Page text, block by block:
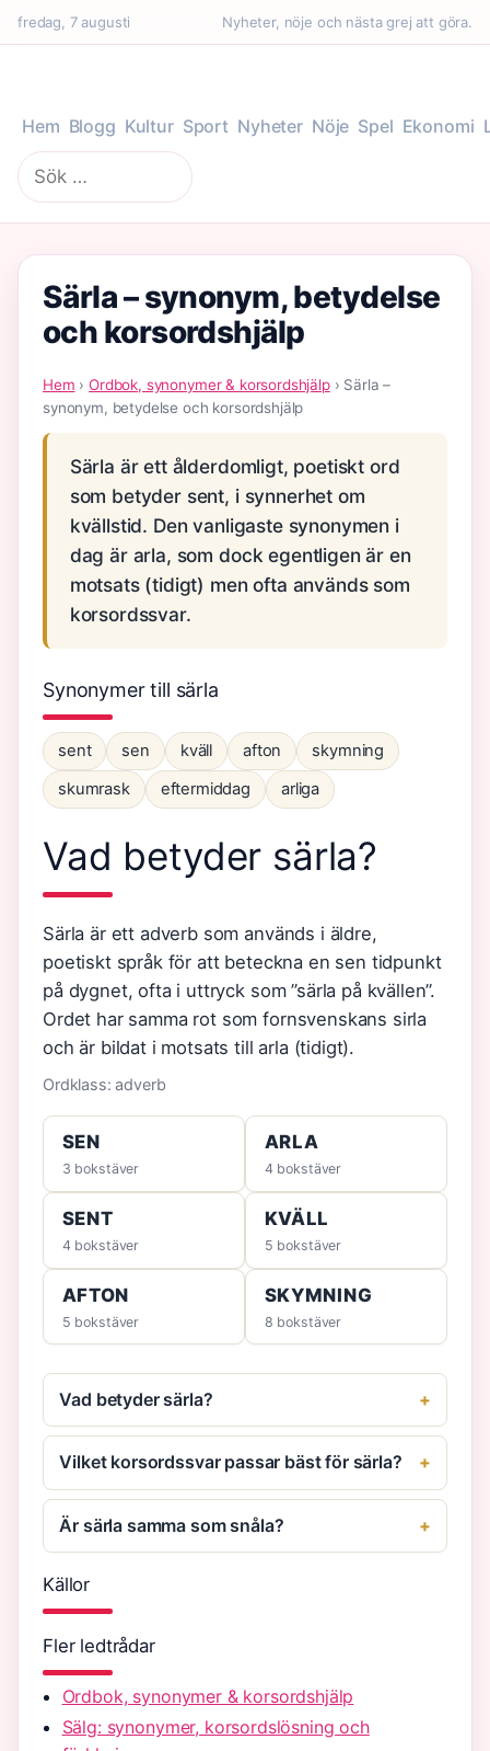
fredag, 7 augusti Nyheter, nöje och nästa grej att göra.
Hem Blogg Kultur Sport Nyheter Nöje Spel Ekonomi
Sök
efter:
Särla – synonym, betydelse
och korsordshjälp
Hem ›Ordbok, synonymer & korsordshjälp› Särla –
synonym, betydelse och korsordshjälp
Särla är ett ålderdomligt, poetiskt ord
som betyder sent, i synnerhet om
kvällstid. Den vanligaste synonymen i
dag är arla, som dock egentligen är en
motsats (tidigt) men ofta används som
korsordssvar.
Synonymer till särla
sent sen kväll afton
skymning
skumrask
eftermiddag arliga
Vad betyder särla?
Särla är ett adverb som används i äldre,
poetiskt språk för att beteckna en sen tidpunkt
på dygnet, ofta i uttryck som ”särla på kvällen”.
Ordet har samma rot som fornsvenskans sirla
och är bildat i motsats till arla (tidigt).
Ordklass: adverb
SEN
3 bokstäver
ARLA
4 bokstäver
SENT
4 bokstäver
KVÄLL
5 bokstäver
AFTON
5 bokstäver
SKYMNING
8 bokstäver
Vad betyder särla?
Vilket korsordssvar passar bäst för särla?
Är särla samma som snåla?
Källor
Fler ledtrådar
Ordbok, synonymer & korsordshjälp
Sälg: synonymer, korsordslösning och